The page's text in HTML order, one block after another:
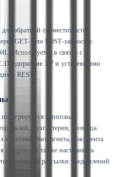
обратной совместимости
GET- или POST-запросы с
Используется в связке с
7.7 и устаревшими
REST.
в типовые
Бухгалтерия, Розница.
карточки контрагента, документа
товаров», а также настраивать
рассылки уведомлений